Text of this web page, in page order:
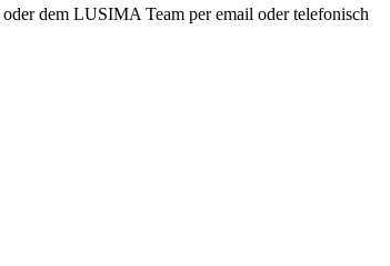
oder dem LUSIMA Team per email oder telefonisch